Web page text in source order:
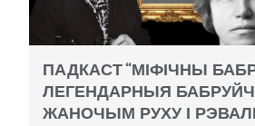
ПАДКАСТ “МІФІЧНЫ
ЛЕГЕНДАРНЫЯ
ЖАНОЧЫМ РУХУ І